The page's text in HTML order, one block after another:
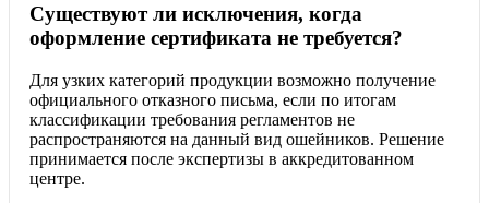
Существуют ли исключения, когда
оформление сертификата не требуется?
Для узких категорий продукции возможно получение
официального отказного письма, если по итогам
классификации требования регламентов не
распространяются на данный вид ошейников. Решение
принимается после экспертизы в аккредитованном
центре.